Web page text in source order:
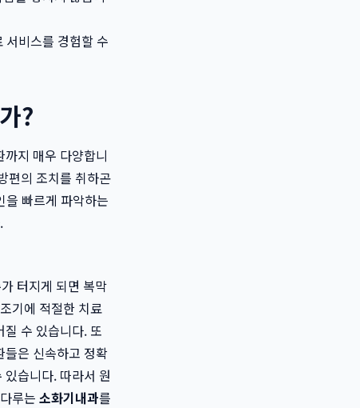
서비스를 경험할 수
?
지 매우 다양합니
편의 조치를 취하곤
을 빠르게 파악하는
터지게 되면 복막
기에 적절한 치료
수 있습니다. 또
들은 신속하고 정확
습니다. 따라서 원
루는 소화기내과를